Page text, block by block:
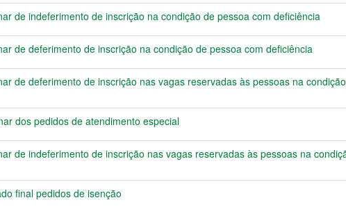
de indeferimento de inscrição na condição de pessoa com deficiência
de deferimento de inscrição na condição de pessoa com deficiência
de deferimento de inscrição nas vagas reservadas às pessoas na
dos pedidos de atendimento especial
de indeferimento de inscrição nas vagas reservadas às pessoas na
final pedidos de isenção